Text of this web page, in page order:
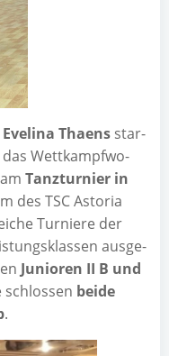
Thaens star­
das Wett­kampf­wo­
Tanz­tur­nier in
des TSC Asto­ria
Tur­nie­re der
aus­ge­
Junio­ren II B und
schlos­sen bei­de
.